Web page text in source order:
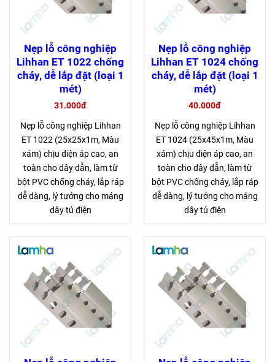
Nẹp lỗ công nghiệp
Lihhan ET 1022 chống
cháy, dễ lắp đặt (loại 1
mét)
31.000đ
Nẹp lỗ công nghiệp Lihhan
ET 1022 (25x25x1m, Màu
xám) chịu điện áp cao, an
toàn cho dây dẫn, làm từ
bột PVC chống cháy, lắp ráp
dễ dàng, lý tưởng cho máng
dây tủ điện
Nẹp lỗ công nghiệp
Lihhan ET 1024 chống
cháy, dễ lắp đặt (loại 1
mét)
40.000đ
Nẹp lỗ công nghiệp Lihhan
ET 1024 (25x45x1m, Màu
xám) chịu điện áp cao, an
toàn cho dây dẫn, làm từ
bột PVC chống cháy, lắp ráp
dễ dàng, lý tưởng cho máng
dây tủ điện